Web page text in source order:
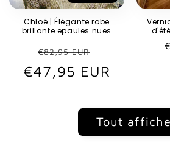
Chloé | Élégante robe
brillante epaules nues
Prix
habituel
€82,95 EUR
€47,95 EUR
Tout